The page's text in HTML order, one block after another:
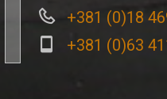
+381 (0)18
+381 (0)63